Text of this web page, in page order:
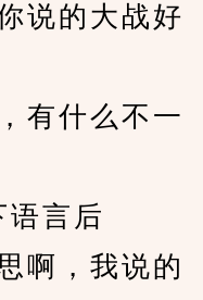
的大战好
什么不一
言后
啊，我说的